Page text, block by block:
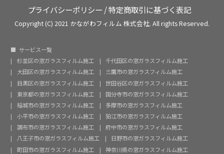
プライバシーポリシー /特定商取引に基づく表記
Copyright (C) 2021 かながわフィルム 株式会社. All rights Reserved.
サービス一覧
杉並区の窓ガラスフィルム施工
千代田区の窓ガラスフィルム施工
大田区の窓ガラスフィルム施工
三鷹市の窓ガラスフィルム施工
目黒区の窓ガラスフィルム施工
世田谷区の窓ガラスフィルム施工
東京都の窓ガラスフィルム施工
国分寺市の窓ガラスフィルム施工
稲城市の窓ガラスフィルム施工
多摩市の窓ガラスフィルム施工
小平市の窓ガラスフィルム施工
狛江市の窓ガラスフィルム施工
調布市の窓ガラスフィルム施工
府中市の窓ガラスフィルム施工
八王子市の窓ガラスフィルム施工
日野市の窓ガラスフィルム施工
町田市の窓ガラスフィルム施工
神奈川県の窓ガラスフィルム施工